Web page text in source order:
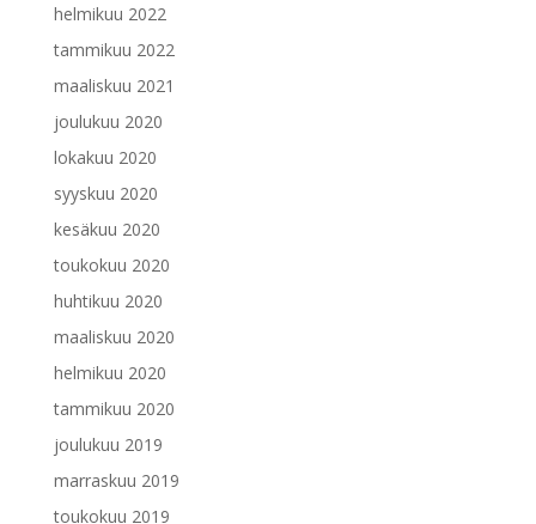
helmikuu 2022
tammikuu 2022
maaliskuu 2021
joulukuu 2020
lokakuu 2020
syyskuu 2020
kesäkuu 2020
toukokuu 2020
huhtikuu 2020
maaliskuu 2020
helmikuu 2020
tammikuu 2020
joulukuu 2019
marraskuu 2019
toukokuu 2019